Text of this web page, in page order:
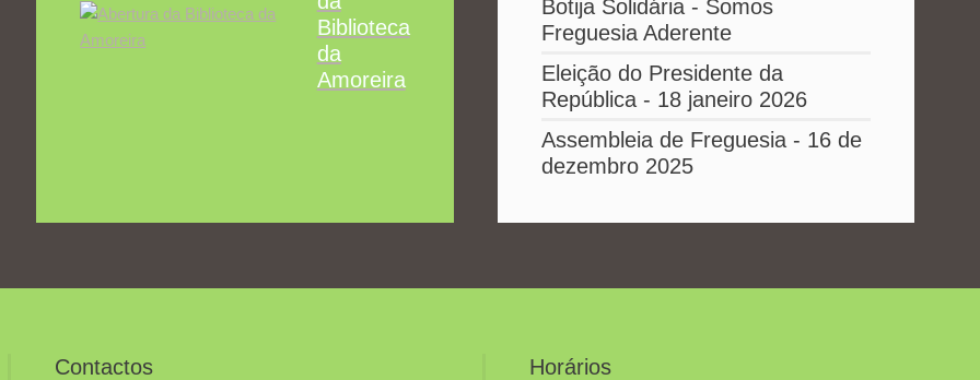
Biblioteca
da
Amoreira
Botija Solidária - Somos
Freguesia Aderente
Eleição do Presidente da
República - 18 janeiro 2026
Assembleia de Freguesia - 16 de
dezembro 2025
Contactos Horários